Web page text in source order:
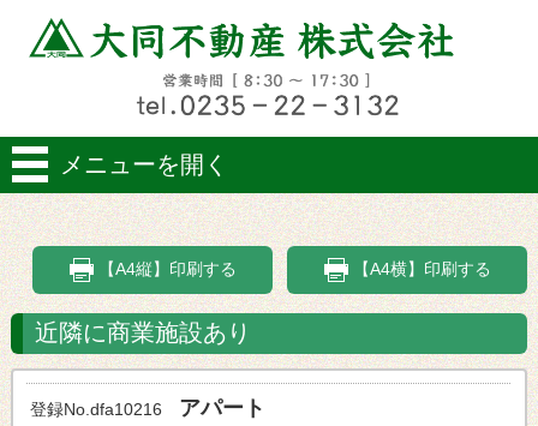
メニューを開く
【A4横】印刷する
【A4縦】印刷する
近隣に商業施設あり
登録No.dfa10216 アパート